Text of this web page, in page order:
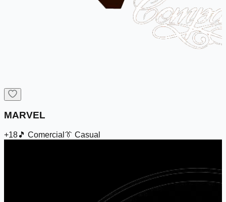
MARVEL
+18🎵 Comercial 👔 Casual